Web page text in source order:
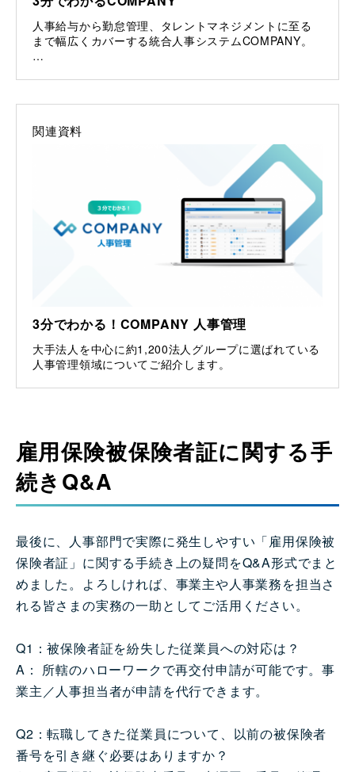
人事給与から勤怠管理、タレントマネジメントに至る
まで幅広くカバーする統合人事システムCOMPANY。
…
関連資料
3分でわかる！COMPANY 人事管理
大手法人を中心に約1,200法人グループに選ばれている
人事管理領域についてご紹介します。
雇用保険被保険者証に関する手
続きQ&A
最後に、人事部門で実際に発生しやすい「雇用保険被
保険者証」に関する手続き上の疑問をQ&A形式でまと
めました。よろしければ、事業主や人事業務を担当さ
れる皆さまの実務の一助としてご活用ください。
Q1：被保険者証を紛失した従業員への対応は？
A： 所轄のハローワークで再交付申請が可能です。事
業主／人事担当者が申請を代行できます。
Q2：転職してきた従業員について、以前の被保険者
番号を引き継ぐ必要はありますか？